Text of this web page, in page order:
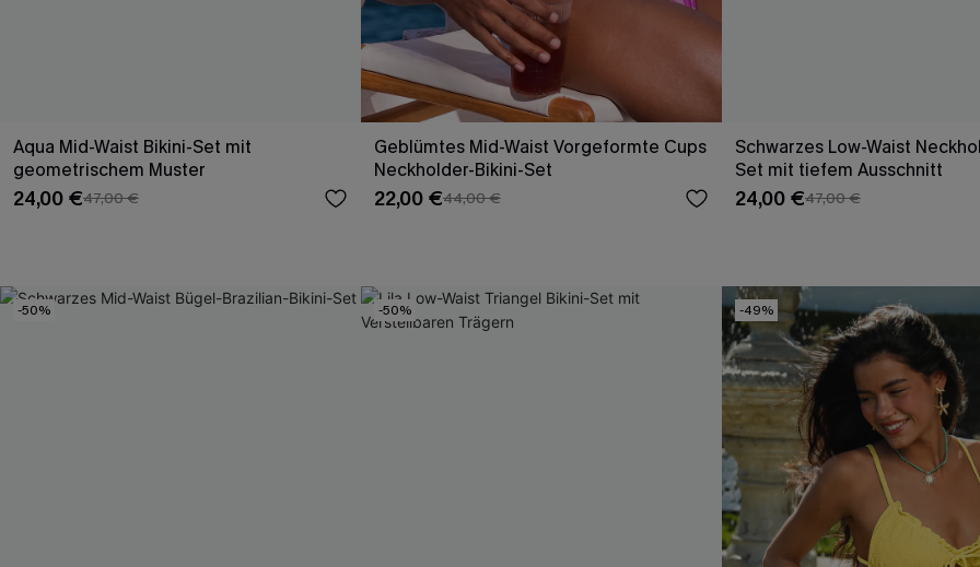
Aqua Mid-Waist Bikini-Set mit
geometrischem Muster
24,00 €47,00 €
Geblümtes Mid-Waist Vorgeformte Cups
Neckholder-Bikini-Set
22,00 €44,00 €
Schwarzes Low-Waist
Set mit tiefem Ausschnitt
24,00 €47,00 €
-50% -50% -49%